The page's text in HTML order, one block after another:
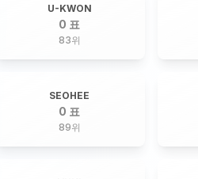
U-KWON
0 표
83위
SEOHEE
0 표
89위